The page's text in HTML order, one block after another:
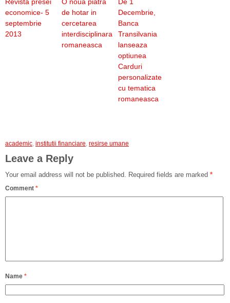
economice- 5
septembrie
2013
de hotar in
cercetarea
interdisciplinara
romaneasca
Decembrie,
Banca
Transilvania
lanseaza
optiunea
Carduri
personalizate
cu tematica
romaneasca
academic, institutii financiare, resirse umane
Leave a Reply
Your email address will not be published. Required fields are marked *
Comment *
Name *